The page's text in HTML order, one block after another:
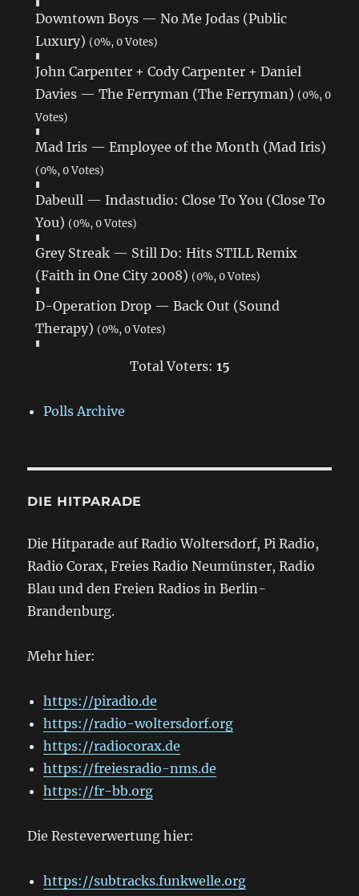
Downtown Boys — No Me Jodas (Public
Luxury) (0%, 0 Votes)
John Carpenter + Cody Carpenter + Daniel
Davies — The Ferryman (The Ferryman) (0%, 0
Votes)
Mad Iris — Employee of the Month (Mad Iris)
(0%, 0 Votes)
Dabeull — Indastudio: Close To You (Close To
You) (0%, 0 Votes)
Grey Streak — Still Do: Hits STILL Remix
(Faith in One City 2008) (0%, 0 Votes)
D-Operation Drop — Back Out (Sound
Therapy) (0%, 0 Votes)
Total Voters: 15
Polls Archive
DIE HITPARADE
Die Hitparade auf Radio Woltersdorf, Pi Radio,
Radio Corax, Freies Radio Neumünster, Radio
Blau und den Freien Radios in Berlin-
Brandenburg.
Mehr hier:
https://piradio.de
https://radio-woltersdorf.org
https://radiocorax.de
https://freiesradio-nms.de
https://fr-bb.org
Die Resteverwertung hier:
https://subtracks.funkwelle.org